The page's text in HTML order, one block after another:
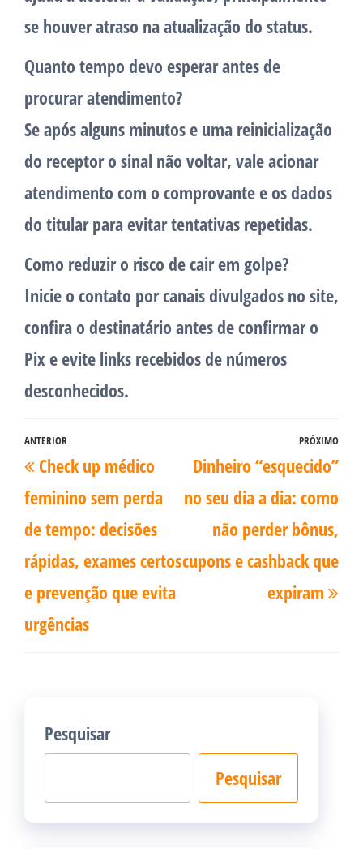
se houver atraso na atualização do status.
Quanto tempo devo esperar antes de
procurar atendimento?
Se após alguns minutos e uma reinicialização
do receptor o sinal não voltar, vale acionar
atendimento com o comprovante e os dados
do titular para evitar tentativas repetidas.
Como reduzir o risco de cair em golpe?
Inicie o contato por canais divulgados no site,
confira o destinatário antes de confirmar o
Pix e evite links recebidos de números
desconhecidos.
Navegação
de
Post
Post
anterior
ANTERIOR
Check up médico
feminino sem perda
de tempo: decisões
rápidas, exames certos
e prevenção que evita
urgências
PRÓXIMO
Dinheiro “esquecido”
no seu dia a dia: como
não perder bônus,
cupons e cashback que
expiram
Pesquisar
Pesquisar